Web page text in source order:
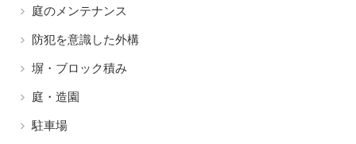
庭のメンテナンス
防犯を意識した外構
塀・ブロック積み
庭・造園
駐車場